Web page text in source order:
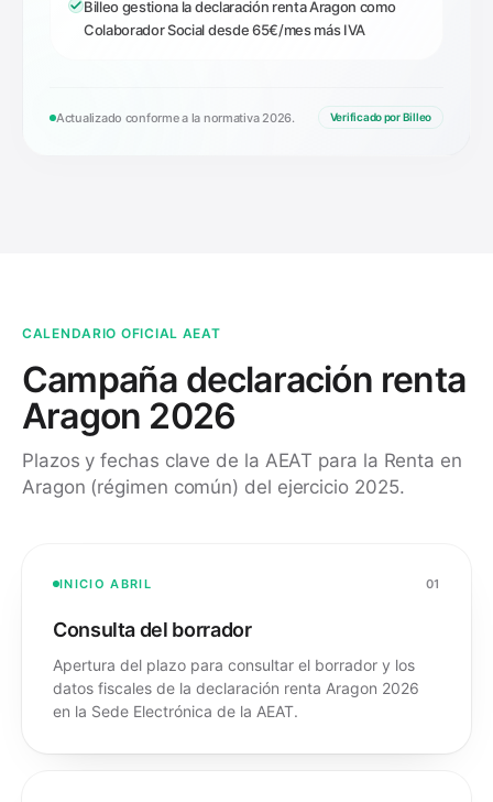
Billeo gestiona la declaración renta Aragon como
Colaborador Social desde 65€/mes más IVA
Actualizado conforme a la normativa 2026. Verificado por Billeo
CALENDARIO OFICIAL AEAT
Campaña declaración renta
Aragon 2026
Plazos y fechas clave de la AEAT para la Renta en
Aragon (régimen común) del ejercicio 2025.
INICIO ABRIL 01
Consulta del borrador
Apertura del plazo para consultar el borrador y los
datos fiscales de la declaración renta Aragon 2026
en la Sede Electrónica de la AEAT.